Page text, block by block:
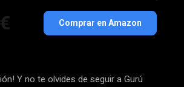
Comprar en Amazon
Y no te olvides de seguir a Gurú